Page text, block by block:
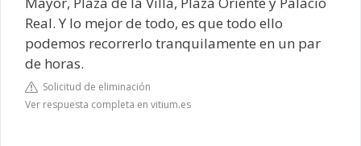
Real. Y lo mejor de todo, es que todo ello
podemos recorrerlo tranquilamente en un par
de horas.
Solicitud de eliminación
Ver respuesta completa en vitium.es